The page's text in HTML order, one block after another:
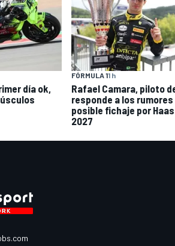
día ok,
FÓRMULA 11 h
Rafael Camara, piloto
responde a los
posible fichaje por Haas
2027